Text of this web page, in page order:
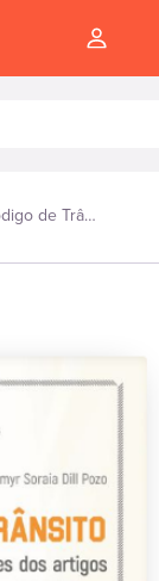
Código de Trânsito: conceitos e anotações dos artigos 302 ao 312-B da lei n. 9.503/1997